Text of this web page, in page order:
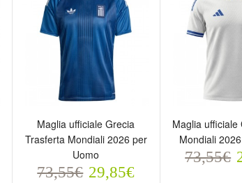
Maglia ufficiale Grecia
Trasferta Mondiali 2026 per
73,55€ 29,85€
Maglia
Casa
Uomo
73,55€
Maglia ufficiale Grecia
Trasferta Mondiali 2026 per
Uomo
73,55€ 29,85€
Maglia ufficiale
Mondiali
73,55€